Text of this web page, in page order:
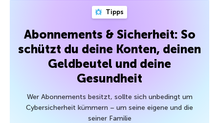
Tipps
Abonnements & Sicherheit: So
schützt du deine Konten, deinen
Geldbeutel und deine
Gesundheit
Wer Abonnements besitzt, sollte sich unbedingt um
Cybersicherheit kümmern – um seine eigene und die
seiner Familie